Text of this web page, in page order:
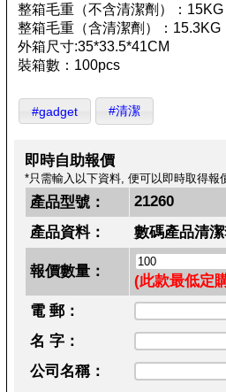
整箱毛重（不含清潔劑）：15KG
整箱毛重（含清潔劑）：15.3KG
外箱尺寸:35*33.5*41CM
裝箱數：100pcs
#gadget #清潔
即時自助報價
*只需輸入以下資料, 便可以即時取得報
產品型號：
21260
產品資料：
數碼產品清
報價數量：
(此款最低定
電 郵：
名 字：
公司名稱：